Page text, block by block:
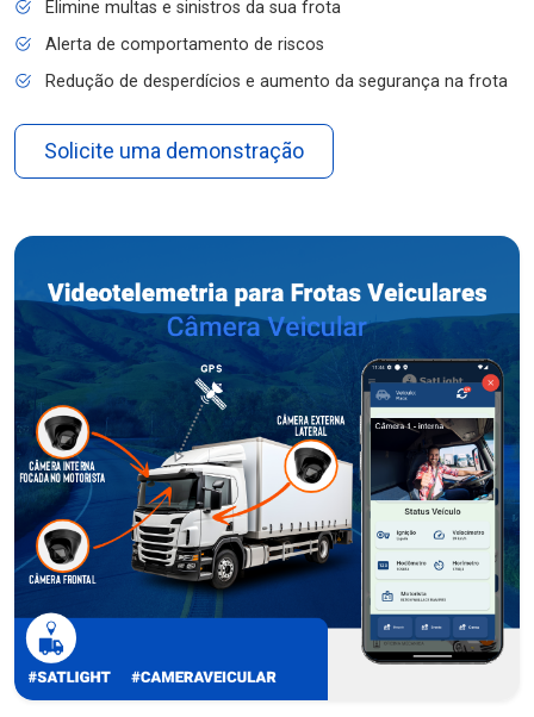
Elimine multas e sinistros da sua frota
Alerta de comportamento de riscos
Redução de desperdícios e aumento da segurança na frota
Solicite uma demonstração